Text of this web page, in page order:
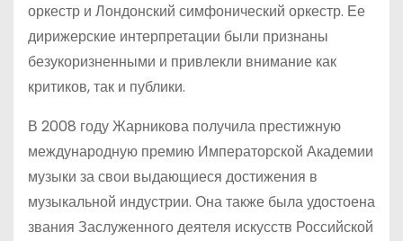
оркестр и Лондонский симфонический оркестр. Ее
дирижерские интерпретации были признаны
безукоризненными и привлекли внимание как
критиков, так и публики.
В 2008 году Жарникова получила престижную
международную премию Императорской Академии
музыки за свои выдающиеся достижения в
музыкальной индустрии. Она также была удостоена
звания Заслуженного деятеля искусств Российской